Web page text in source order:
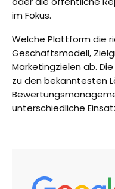
im Fokus.
Welche Plattform die
Geschäftsmodell,
Marketingzielen ab.
zu den bekanntesten
unterschiedliche